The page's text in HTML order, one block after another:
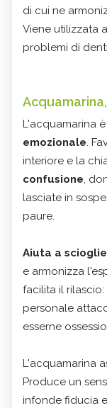
di cui ne
Viene utilizzata
problemi di
L'acquamarina
emozionale.
interiore e la
confusione,
lasciate in
paure.
Aiuta a
e armonizza
facilita il
personale
esserne
L'acquamarina
Produce un
infonde fiducia